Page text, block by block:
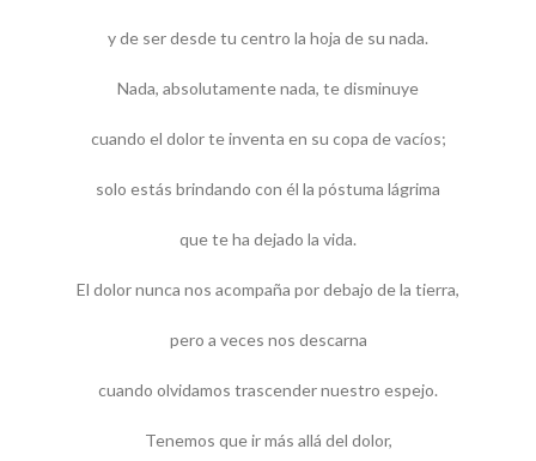
y de ser desde tu centro la hoja de su nada.
Nada, absolutamente nada, te disminuye
cuando el dolor te inventa en su copa de vacíos;
solo estás brindando con él la póstuma lágrima
que te ha dejado la vida.
El dolor nunca nos acompaña por debajo de la tierra,
pero a veces nos descarna
cuando olvidamos trascender nuestro espejo.
Tenemos que ir más allá del dolor,